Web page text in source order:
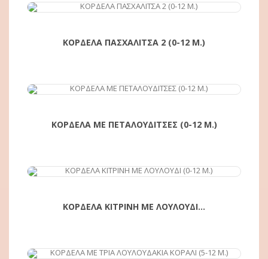
ΑΓΟΡΆ
ΚΟΡΔΕΛΑ ΠΑΣΧΑΛΙΤΣΑ 2 (0-12 Μ.)
ΑΓΟΡΆ
ΚΟΡΔΕΛΑ ΜΕ ΠΕΤΑΛΟΥΔΙΤΣΕΣ (0-12 Μ.)
ΑΓΟΡΆ
ΚΟΡΔΕΛΑ ΚΙΤΡΙΝΗ ΜΕ ΛΟΥΛΟΥΔΙ...